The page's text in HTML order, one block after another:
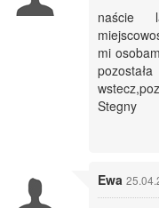
naście
mi
Stegny
Ewa